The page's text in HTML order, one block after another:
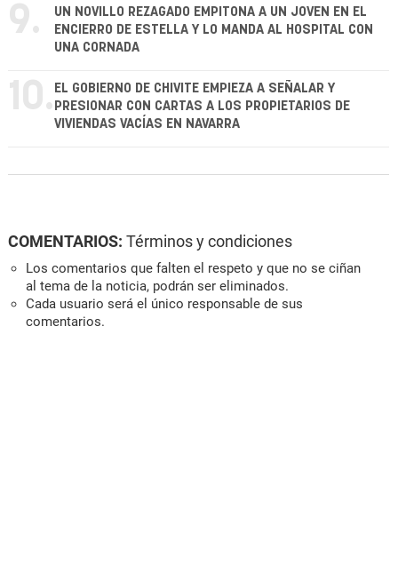
9.
UN NOVILLO REZAGADO EMPITONA A UN JOVEN EN EL
ENCIERRO DE ESTELLA Y LO MANDA AL HOSPITAL CON
UNA CORNADA
10. EL GOBIERNO DE CHIVITE EMPIEZA A SEÑALAR Y
PRESIONAR CON CARTAS A LOS PROPIETARIOS DE
VIVIENDAS VACÍAS EN NAVARRA
COMENTARIOS: Términos y condiciones
Los comentarios que falten el respeto y que no se ciñan
al tema de la noticia, podrán ser eliminados.
Cada usuario será el único responsable de sus
comentarios.